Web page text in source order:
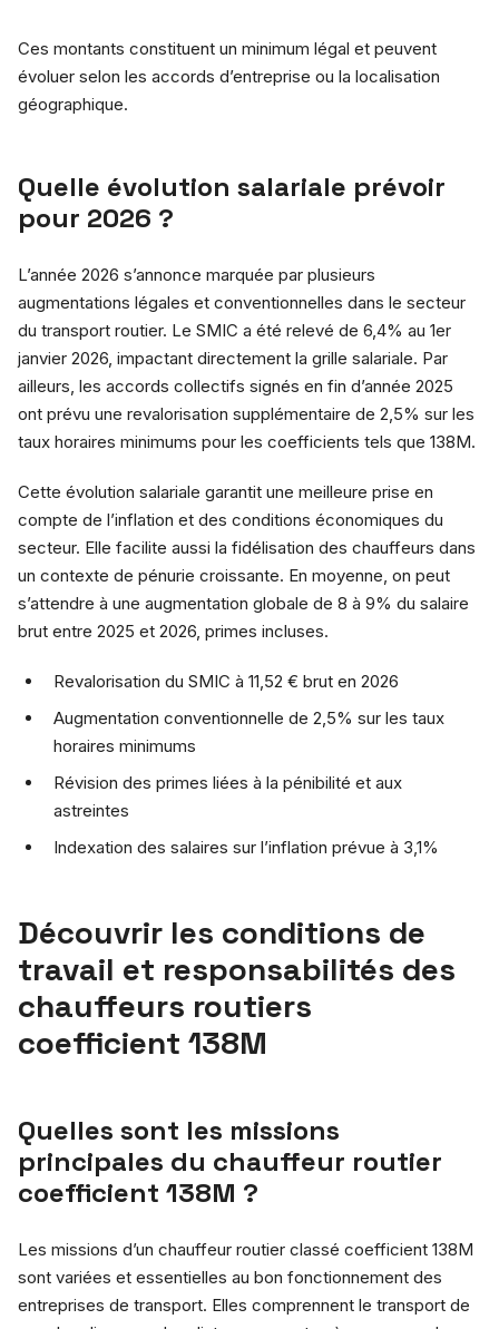
Ces montants constituent un minimum légal et peuvent
évoluer selon les accords d’entreprise ou la localisation
géographique.
Quelle évolution salariale prévoir
pour 2026 ?
L’année 2026 s’annonce marquée par plusieurs
augmentations légales et conventionnelles dans le secteur
du transport routier. Le SMIC a été relevé de 6,4% au 1er
janvier 2026, impactant directement la grille salariale. Par
ailleurs, les accords collectifs signés en fin d’année 2025
ont prévu une revalorisation supplémentaire de 2,5% sur les
taux horaires minimums pour les coefficients tels que 138M.
Cette évolution salariale garantit une meilleure prise en
compte de l’inflation et des conditions économiques du
secteur. Elle facilite aussi la fidélisation des chauffeurs dans
un contexte de pénurie croissante. En moyenne, on peut
s’attendre à une augmentation globale de 8 à 9% du salaire
brut entre 2025 et 2026, primes incluses.
Revalorisation du SMIC à 11,52 € brut en 2026
Augmentation conventionnelle de 2,5% sur les taux
horaires minimums
Révision des primes liées à la pénibilité et aux
astreintes
Indexation des salaires sur l’inflation prévue à 3,1%
Découvrir les conditions de
travail et responsabilités des
chauffeurs routiers
coefficient 138M
Quelles sont les missions
principales du chauffeur routier
coefficient 138M ?
Les missions d’un chauffeur routier classé coefficient 138M
sont variées et essentielles au bon fonctionnement des
entreprises de transport. Elles comprennent le transport de